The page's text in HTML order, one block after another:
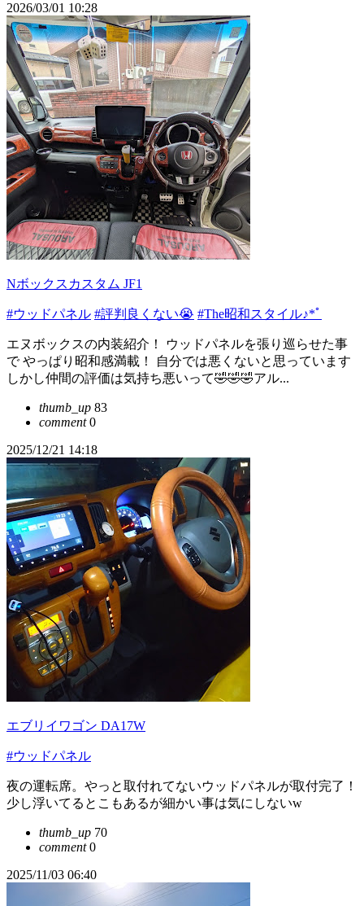
2026/03/01 10:28
Nボックスカスタム JF1
#ウッドパネル #評判良くない😭 #The昭和スタイル♪*ﾟ
エヌボックスの内装紹介！ ウッドパネルを張り巡らせた事
で やっぱり昭和感満載！ 自分では悪くないと思っています
しかし仲間の評価は気持ち悪いって🤣🤣🤣アル...
thumb_up 83
comment0
2025/12/21 14:18
エブリイワゴン DA17W
#ウッドパネル
夜の運転席。やっと取付れてないウッドパネルが取付完了！
少し浮いてるとこもあるが細かい事は気にしないw
thumb_up 70
comment0
2025/11/03 06:40